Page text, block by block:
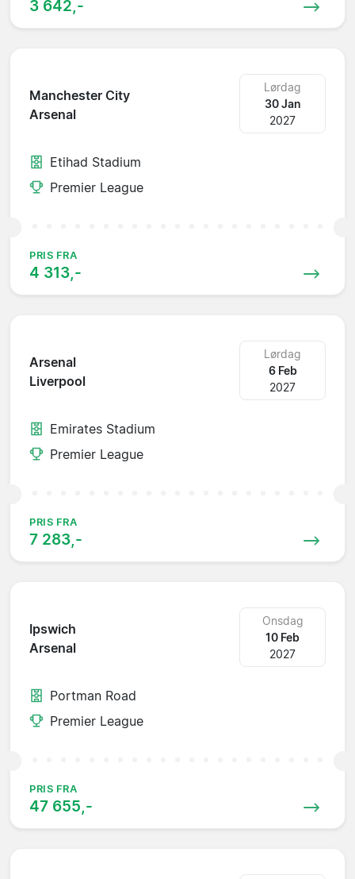
3 642,-
Manchester City
Arsenal
Lørdag
30 Jan
2027
Etihad Stadium
Premier League
PRIS FRA
4 313,-
Arsenal
Liverpool
Lørdag
6 Feb
2027
Emirates Stadium
Premier League
PRIS FRA
7 283,-
Ipswich
Arsenal
Onsdag
10 Feb
2027
Portman Road
Premier League
PRIS FRA
47 655,-